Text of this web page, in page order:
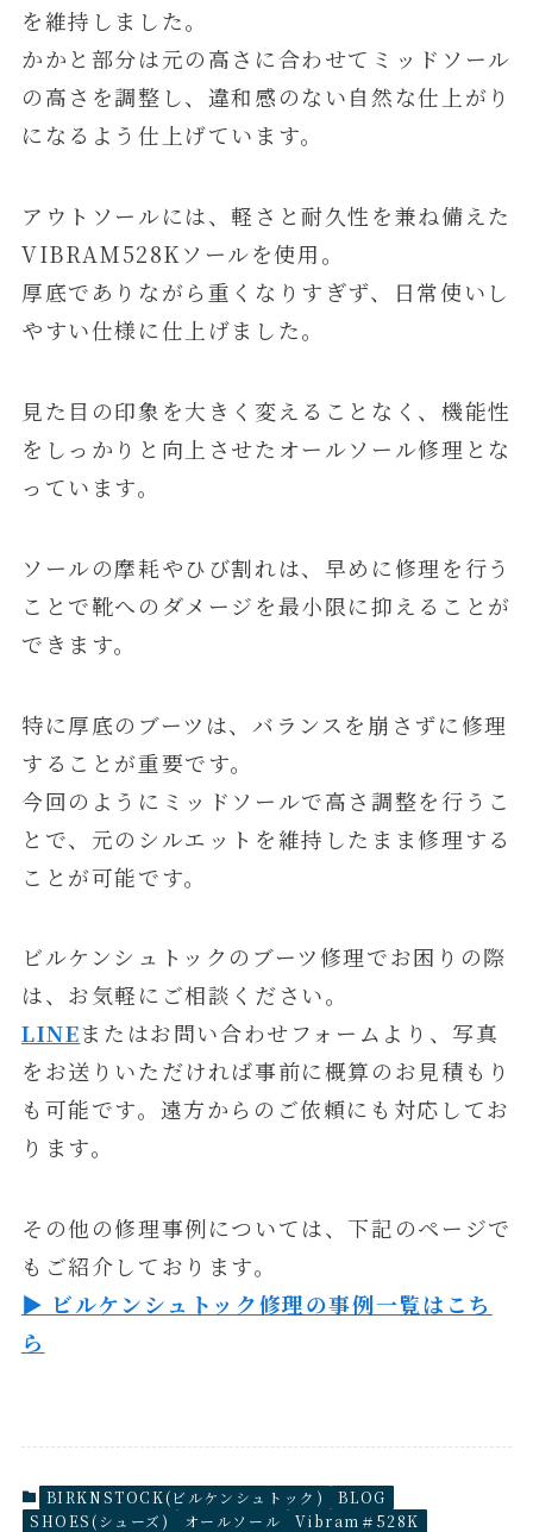
を維持しました。
かかと部分は元の高さに合わせてミッドソール
の高さを調整し、違和感のない自然な仕上がり
になるよう仕上げています。
アウトソールには、軽さと耐久性を兼ね備えた
VIBRAM528Kソールを使用。
厚底でありながら重くなりすぎず、日常使いし
やすい仕様に仕上げました。
見た目の印象を大きく変えることなく、機能性
をしっかりと向上させたオールソール修理とな
っています。
ソールの摩耗やひび割れは、早めに修理を行う
ことで靴へのダメージを最小限に抑えることが
できます。
特に厚底のブーツは、バランスを崩さずに修理
することが重要です。
今回のようにミッドソールで高さ調整を行うこ
とで、元のシルエットを維持したまま修理する
ことが可能です。
ビルケンシュトックのブーツ修理でお困りの際
は、お気軽にご相談ください。
LINEまたはお問い合わせフォームより、写真
をお送りいただければ事前に概算のお見積もり
も可能です。遠方からのご依頼にも対応してお
ります。
その他の修理事例については、下記のページで
もご紹介しております。
▶ ビルケンシュトック修理の事例一覧はこち
ら
BIRKNSTOCK(ビルケンシュトック)
BLOG
SHOES(シューズ)
オールソール Vibram＃528K